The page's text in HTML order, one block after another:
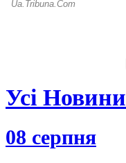
Усі Новини
08 серпня